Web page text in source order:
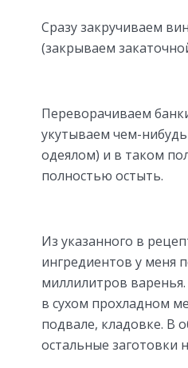
Сразу закручиваем
(закрываем
Переворачиваем
укутываем чем-
одеялом) и в таком
полностью остыть.
Из указанного в
ингредиентов у меня
миллилитров
в сухом прохладном
подвале, кладовке. В
остальные заготовки